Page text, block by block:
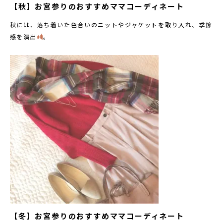
【秋】お宮参りのおすすめママコーディネート
秋には、落ち着いた色合いのニットやジャケットを取り入れ、季節
感を演出
。
【冬】お宮参りのおすすめママコーディネート